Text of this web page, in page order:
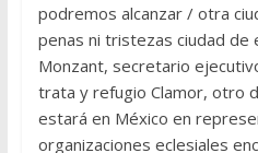
podremos alcanzar / otra
penas ni tristezas ciudad de
Monzant, secretario
trata y refugio Clamor, otro
estará en México en
organizaciones eclesiales